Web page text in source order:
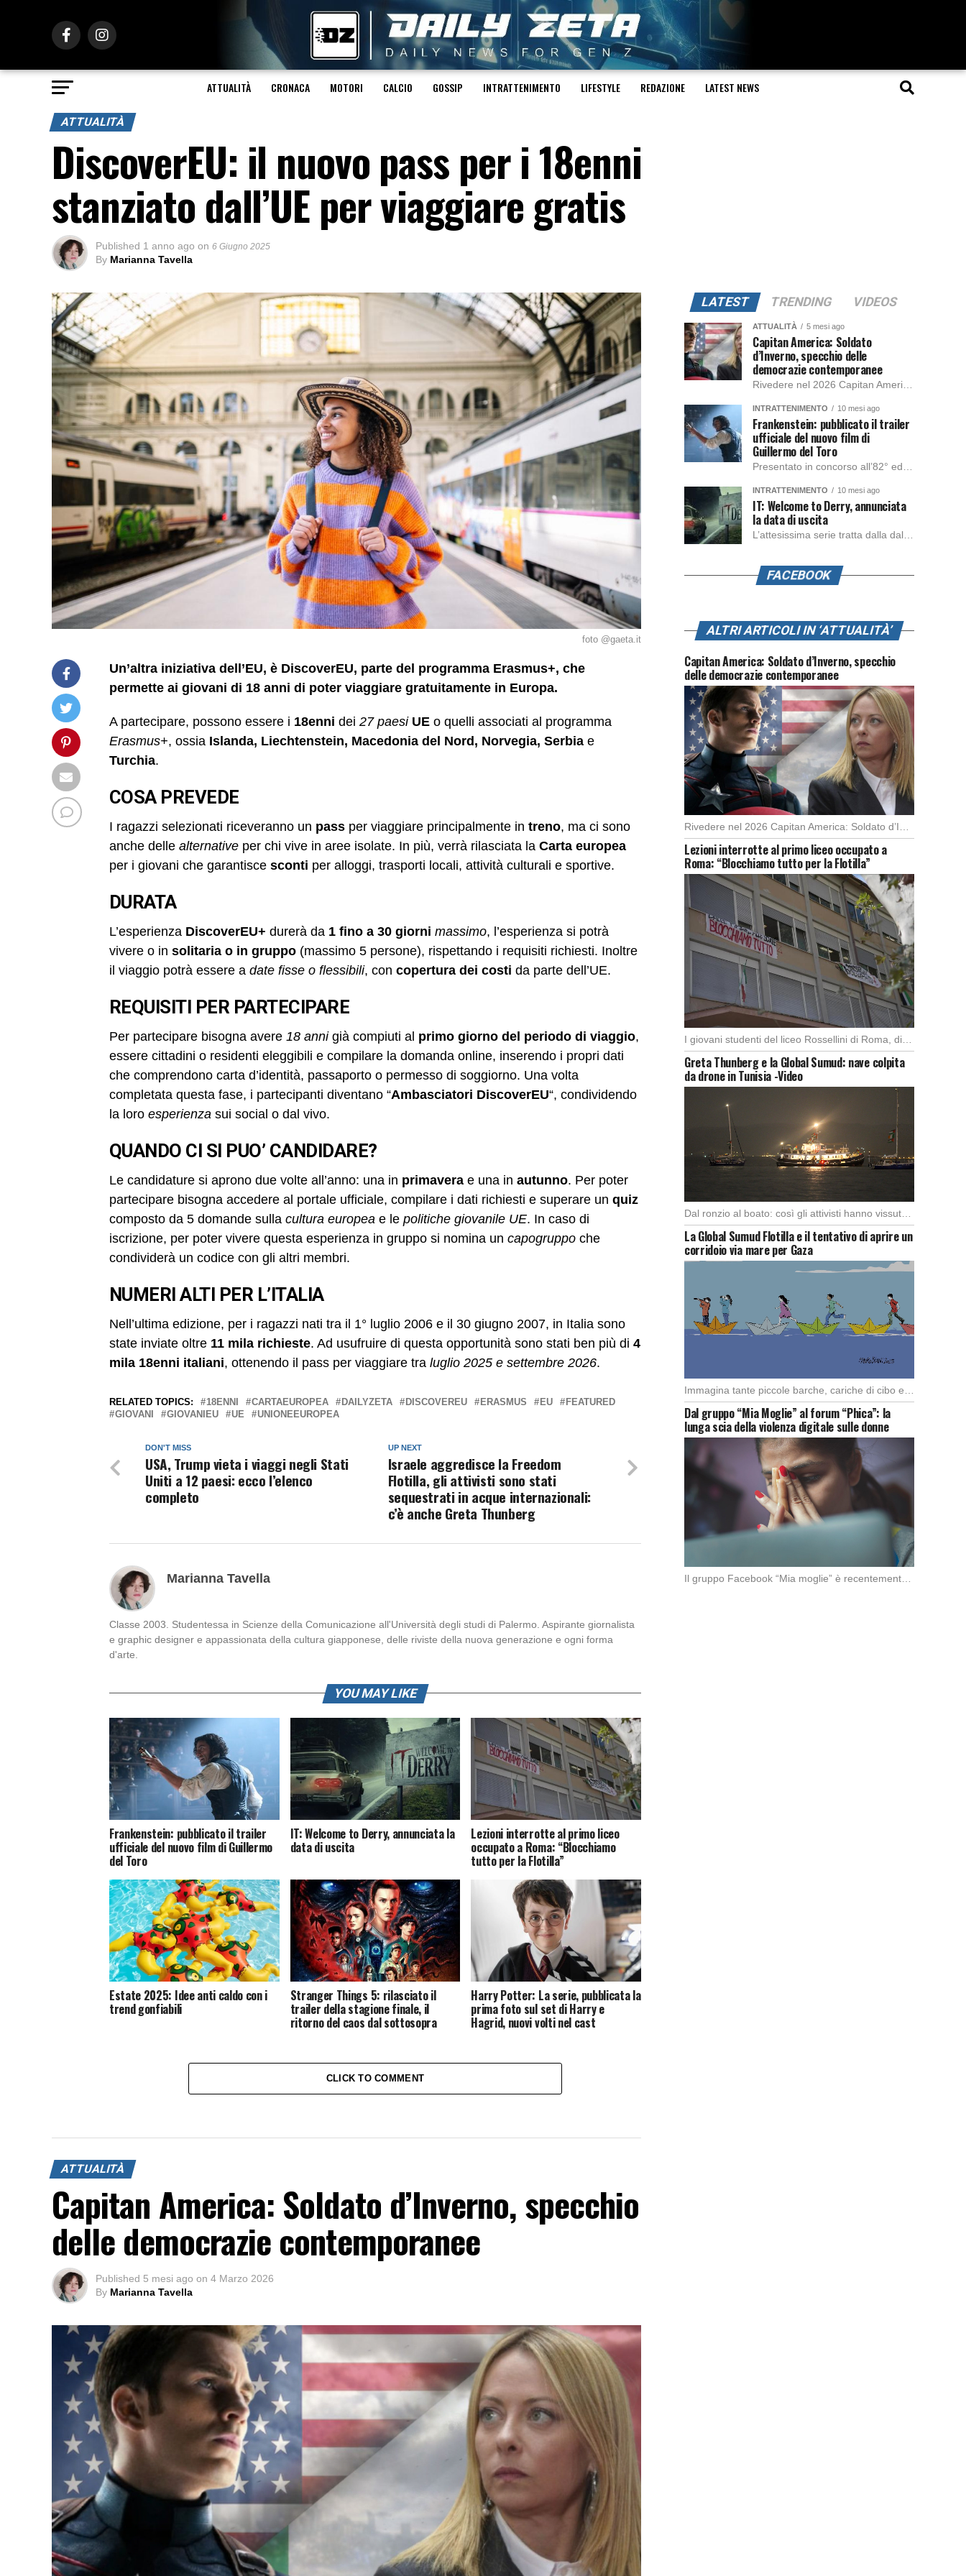
ATTUALITÀ CRONACA MOTORI CALCIO GOSSIP INTRATTENIMENTO LIFESTYLE REDAZIONE LATEST NEWS
ATTUALITÀ
DiscoverEU: il nuovo pass per i 18enni
stanziato dall’UE per viaggiare gratis
Published 1 anno ago on 6 Giugno 2025
By Marianna Tavella
foto @gaeta.it
Un’altra iniziativa dell’EU, è DiscoverEU, parte del programma Erasmus+, che
permette ai giovani di 18 anni di poter viaggiare gratuitamente in Europa.
A partecipare, possono essere i 18enni dei 27 paesi UE o quelli associati al programma
Erasmus+, ossia Islanda, Liechtenstein, Macedonia del Nord, Norvegia, Serbia e
Turchia.
COSA PREVEDE
I ragazzi selezionati riceveranno un pass per viaggiare principalmente in treno, ma ci sono
anche delle alternative per chi vive in aree isolate. In più, verrà rilasciata la Carta europea
per i giovani che garantisce sconti per alloggi, trasporti locali, attività culturali e sportive.
DURATA
L’esperienza DiscoverEU+ durerà da 1 fino a 30 giorni massimo, l’esperienza si potrà
vivere o in solitaria o in gruppo (massimo 5 persone), rispettando i requisiti richiesti. Inoltre
il viaggio potrà essere a date fisse o flessibili, con copertura dei costi da parte dell’UE.
REQUISITI PER PARTECIPARE
Per partecipare bisogna avere 18 annigià compiuti al primo giorno del periodo di viaggio,
essere cittadini o residenti eleggibili e compilare la domanda online, inserendo i propri dati
che comprendono carta d’identità, passaporto o permesso di soggiorno. Una volta
completata questa fase, i partecipanti diventano “Ambasciatori DiscoverEU“, condividendo
la loro esperienza sui social o dal vivo.
QUANDO CI SI PUO’ CANDIDARE?
Le candidature si aprono due volte all’anno: una in primavera e una in autunno. Per poter
partecipare bisogna accedere al portale ufficiale, compilare i dati richiesti e superare un quiz
composto da 5 domande sulla cultura europea e le politiche giovanile UE. In caso di
iscrizione, per poter vivere questa esperienza in gruppo si nomina un capogruppo che
condividerà un codice con gli altri membri.
NUMERI ALTI PER L’ITALIA
Nell’ultima edizione, per i ragazzi nati tra il 1° luglio 2006 e il 30 giugno 2007, in Italia sono
state inviate oltre 11 mila richieste. Ad usufruire di questa opportunità sono stati ben più di 4
mila 18enni italiani, ottenendo il pass per viaggiare tra luglio 2025 e settembre 2026.
RELATED TOPICS: 18ENNI CARTAEUROPEA DAILYZETA DISCOVEREU ERASMUS EU
FEATURED
GIOVANI
GIOVANIEU UE UNIONEEUROPEA
UP NEXT
Israele aggredisce la Freedom
Flotilla, gli attivisti sono stati
sequestrati in acque internazionali:
c’è anche Greta Thunberg
DON'T MISS
USA, Trump vieta i viaggi negli Stati
Uniti a 12 paesi: ecco l’elenco
completo
Marianna Tavella
Classe 2003. Studentessa in Scienze della Comunicazione all'Università degli studi di Palermo. Aspirante giornalista
e graphic designer e appassionata della cultura giapponese, delle riviste della nuova generazione e ogni forma
d'arte.
YOU MAY LIKE
Frankenstein: pubblicato il trailer
ufficiale del nuovo film di Guillermo
del Toro
IT: Welcome to Derry, annunciata la
data di uscita
Lezioni interrotte al primo liceo
occupato a Roma: “Blocchiamo
tutto per la Flotilla”
Estate 2025: Idee anti caldo con i
trend gonfiabili
Stranger Things 5: rilasciato il
trailer della stagione finale, il
ritorno del caos dal sottosopra
Harry Potter: La serie, pubblicata la
prima foto sul set di Harry e
Hagrid, nuovi volti nel cast
CLICK TO COMMENT
ATTUALITÀ
Capitan America: Soldato d’Inverno, specchio
delle democrazie contemporanee
Published 5 mesi ago on 4 Marzo 2026
By Marianna Tavella
LATEST TRENDING VIDEOS
ATTUALITÀ 5 mesi ago
Capitan America: Soldato
d’Inverno, specchio delle
democrazie contemporanee
INTRATTENIMENTO 10 mesi ago
Frankenstein: pubblicato il trailer
ufficiale del nuovo film di
Guillermo del Toro
INTRATTENIMENTO 10 mesi ago
IT: Welcome to Derry, annunciata
la data di uscita
FACEBOOK
ALTRI ARTICOLI IN ‘ATTUALITÀ’
Capitan America: Soldato d’Inverno, specchio
delle democrazie contemporanee
Lezioni interrotte al primo liceo occupato a
Roma: “Blocchiamo tutto per la Flotilla”
Greta Thunberg e la Global Sumud: nave colpita
da drone in Tunisia -Video
Dal ronzio al boato: così gli attivisti hanno vissuto l’attacco in piena notte. Nella notte […]
La Global Sumud Flotilla e il tentativo di aprire un
corridoio via mare per Gaza
Immagina tante piccole barche, cariche di cibo e medicine, che partono da diversi porti del […]
Dal gruppo “Mia Moglie” al forum “Phica”: la
lunga scia della violenza digitale sulle donne
Il gruppo Facebook “Mia moglie” è recentemente stato chiuso da Meta in seguito alle denunce […]